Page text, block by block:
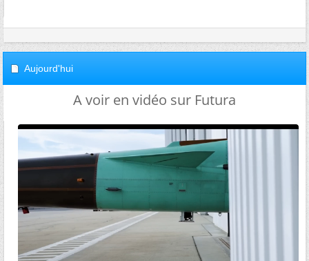
Aujourd'hui
A voir en vidéo sur Futura